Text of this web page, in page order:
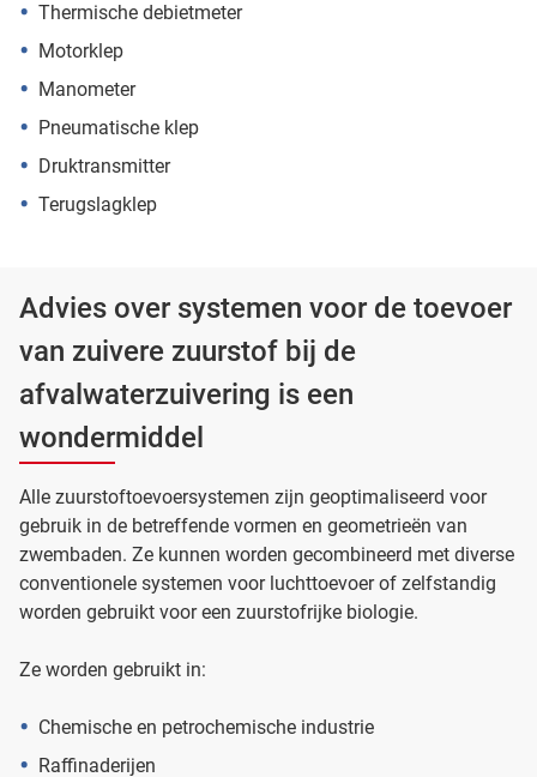
Thermische debietmeter
Motorklep
Manometer
Pneumatische klep
Druktransmitter
Terugslagklep
Advies over systemen voor de toevoer
van zuivere zuurstof bij de
afvalwaterzuivering is een
wondermiddel
Alle zuurstoftoevoersystemen zijn geoptimaliseerd voor
gebruik in de betreffende vormen en geometrieën van
zwembaden. Ze kunnen worden gecombineerd met diverse
conventionele systemen voor luchttoevoer of zelfstandig
worden gebruikt voor een zuurstofrijke biologie.
Ze worden gebruikt in:
Chemische en petrochemische industrie
Raffinaderijen